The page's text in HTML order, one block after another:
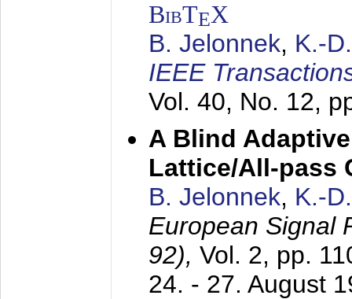
BibTEX
B. Jelonnek, K.-
IEEE
Vol. 40, No. 12,
A Blind
Lattice/All-pass
B. Jelonnek, K.-
European Signal
92), Vol. 2, pp.
24. - 27. August